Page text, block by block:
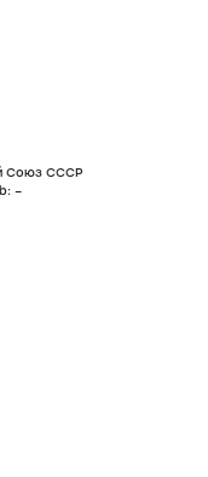
Союз СССР
–